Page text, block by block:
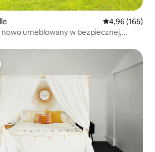
Średnia
4,96 (165)
nowo umeblowany w bezpiecznej,
z kategorii Wybór gości